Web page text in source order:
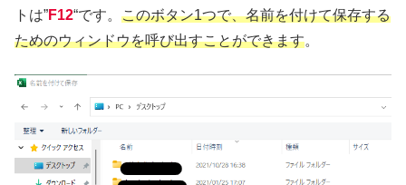
トは”F12“です。 このボタン1つで、名前を付けて保存する
ためのウィンドウを呼び出すことができます。